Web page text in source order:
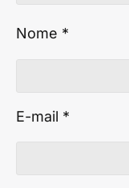
Nome *
E-mail *